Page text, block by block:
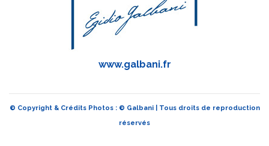
www.galbani.fr
© Copyright & Crédits Photos : © Galbani | Tous droits de reproduction
réservés